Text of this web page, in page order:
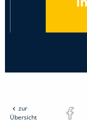
zur
Übersicht